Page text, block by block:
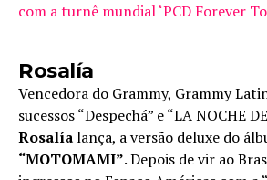
com a turnê mundial ‘PCD Forever
Rosalía
Vencedora do Grammy, Grammy
sucessos “Despechá” e “LA NOCHE
Rosalíalança, a versão deluxe do
“MOTOMAMI”. Depois de vir ao